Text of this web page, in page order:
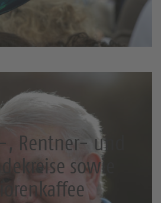
Rentner- und
sowie